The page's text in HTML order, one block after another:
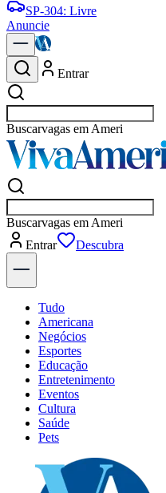
SP-304: Livre
Anuncie
Entrar
Buscarempr
Buscarempr
Entrar
Descubra
Tudo
Americana
Negócios
Esportes
Educação
Entretenimento
Eventos
Cultura
Saúde
Pets
Explore Tudo
Últimas Notícias